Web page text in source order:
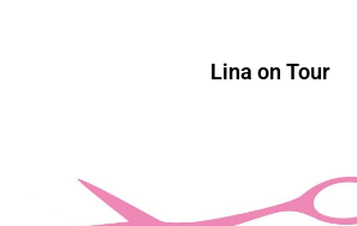
Lina on Tour